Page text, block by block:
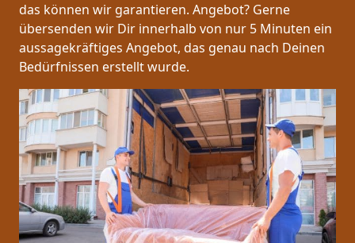
das können wir garantieren. Angebot? Gerne
übersenden wir Dir innerhalb von nur 5 Minuten ein
aussagekräftiges Angebot, das genau nach Deinen
Bedürfnissen erstellt wurde.